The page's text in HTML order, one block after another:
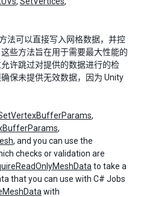
法可以直接写入网格数据，并控
些方法旨在用于需要最大性能的
许跳过对提供的数据进行的检
保未提供无效数据，因为 Unity
,
,
, and you can use the
checks or validation are
to take a
that you can use with C# Jobs
with